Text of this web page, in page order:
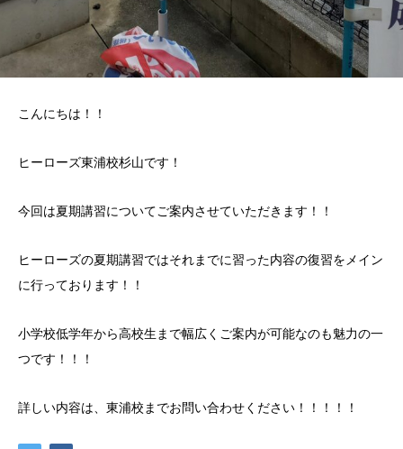
こんにちは！！
ヒーローズ東浦校杉山です！
今回は夏期講習についてご案内させていただきます！！
ヒーローズの夏期講習ではそれまでに習った内容の復習をメイン
に行っております！！
小学校低学年から高校生まで幅広くご案内が可能なのも魅力の一
つです！！！
詳しい内容は、東浦校までお問い合わせください！！！！！